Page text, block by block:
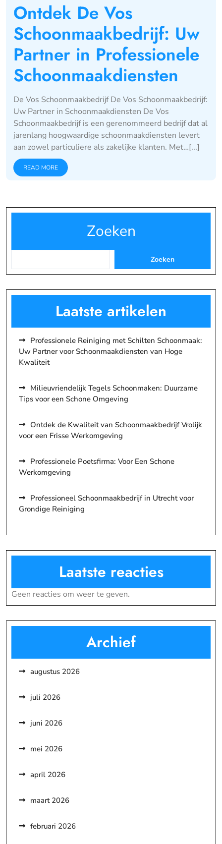
Ontdek De Vos
Schoonmaakbedrijf: Uw
Partner in Professionele
Schoonmaakdiensten
De Vos Schoonmaakbedrijf De Vos Schoonmaakbedrijf:
Uw Partner in Schoonmaakdiensten De Vos
Schoonmaakbedrijf is een gerenommeerd bedrijf dat al
jarenlang hoogwaardige schoonmaakdiensten levert
aan zowel particuliere als zakelijke klanten. Met…[...]
READ MORE
Zoeken
Zoeken
Laatste artikelen
Professionele Reiniging met Schilten Schoonmaak:
Uw Partner voor Schoonmaakdiensten van Hoge
Kwaliteit
Milieuvriendelijk Tegels Schoonmaken: Duurzame
Tips voor een Schone Omgeving
Ontdek de Kwaliteit van Schoonmaakbedrijf Vrolijk
voor een Frisse Werkomgeving
Professionele Poetsfirma: Voor Een Schone
Werkomgeving
Professioneel Schoonmaakbedrijf in Utrecht voor
Grondige Reiniging
Laatste reacties
Geen reacties om weer te geven.
Archief
augustus 2026
juli 2026
juni 2026
mei 2026
april 2026
maart 2026
februari 2026